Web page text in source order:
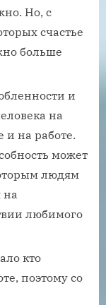
Но, с
счастье
больше
и
на
и на работе.
может
людям
на
любимого
кто
поэтому со